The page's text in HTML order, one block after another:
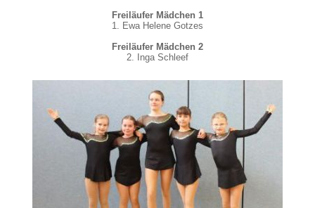
Freiläufer Mädchen 1
1. Ewa Helene Gotzes
Freiläufer Mädchen 2
2. Inga Schleef